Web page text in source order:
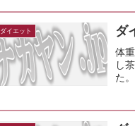
ダイエット ダ
体
し
た